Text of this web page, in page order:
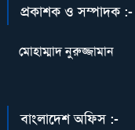
প্রকাশক ও সম্পাদক :-
মোহাম্মাদ নুরুজ্জামান
বাংলাদেশ অফিস :-